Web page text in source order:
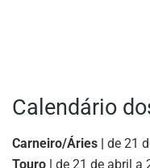
Calendário
Carneiro/Áries | de 21
Touro | de 21 de abril a